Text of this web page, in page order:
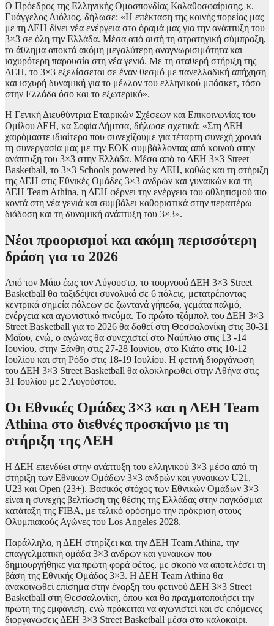
Ο Πρόεδρος της Ελληνικής Ομοσπονδίας Καλαθοσφαίρισης, κ.
Ευάγγελος Λιόλιος, δήλωσε: «Η επέκταση της κοινής πορείας μας
με τη ΔΕΗ δίνει νέα ενέργεια στο όραμά μας για την ανάπτυξη του
3×3 σε όλη την Ελλάδα. Μέσα από αυτή τη στρατηγική σύμπραξη,
το άθλημα αποκτά ακόμη μεγαλύτερη αναγνωρισιμότητα και
ισχυρότερη παρουσία στη νέα γενιά. Με τη σταθερή στήριξη της
ΔΕΗ, το 3×3 εξελίσσεται σε έναν θεσμό με πανελλαδική απήχηση
και ισχυρή δυναμική για το μέλλον του ελληνικού μπάσκετ, τόσο
στην Ελλάδα όσο και το εξωτερικό».
Η Γενική Διευθύντρια Εταιρικών Σχέσεων και Επικοινωνίας του
Ομίλου ΔΕΗ, κα Σοφία Δήμτσα, δήλωσε σχετικά: «Στη ΔΕΗ
χαιρόμαστε ιδιαίτερα που συνεχίζουμε για τέταρτη συνεχή χρονιά
τη συνεργασία μας με την ΕΟΚ συμβάλλοντας από κοινού στην
ανάπτυξη του 3×3 στην Ελλάδα. Μέσα από το ΔΕΗ 3×3 Street
Basketball, το 3×3 Schools powered by ΔΕΗ, καθώς και τη στήριξη
της ΔΕΗ στις Εθνικές Ομάδες 3×3 ανδρών και γυναικών και τη
ΔΕΗ Team Athina, η ΔΕΗ φέρνει την ενέργεια του αθλητισμού πιο
κοντά στη νέα γενιά και συμβάλει καθοριστικά στην περαιτέρω
διάδοση και τη δυναμική ανάπτυξη του 3×3».
Νέοι προορισμοί και ακόμη περισσότερη
δράση για το 2026
Από τον Μάιο έως τον Αύγουστο, το τουρνουά ΔΕΗ 3×3 Street
Basketball θα ταξιδέψει συνολικά σε 6 πόλεις, μετατρέποντας
κεντρικά σημεία πόλεων σε ζωντανά γήπεδα, γεμάτα παλμό,
ενέργεια και αγωνιστικό πνεύμα. Το πρώτο τζάμπολ του ΔΕΗ 3×3
Street Basketball για το 2026 θα δοθεί στη Θεσσαλονίκη στις 30-31
Μαΐου, ενώ, ο αγώνας θα συνεχιστεί στο Ναύπλιο στις 13 -14
Ιουνίου, στην Ξάνθη στις 27-28 Ιουνίου, στο Κιάτο στις 10-12
Ιουλίου και στη Ρόδο στις 18-19 Ιουλίου. Η φετινή διοργάνωση
του ΔΕΗ 3×3 Street Basketball θα ολοκληρωθεί στην Αθήνα στις
31 Ιουλίου με 2 Αυγούστου.
Οι Εθνικές Ομάδες 3×3 και η ΔΕΗ Team
Athina στο διεθνές προσκήνιο με τη
στήριξη της ΔΕΗ
Η ΔΕΗ επενδύει στην ανάπτυξη του ελληνικού 3×3 μέσα από τη
στήριξη των Εθνικών Ομάδων 3×3 ανδρών και γυναικών U21,
U23 και Open (23+). Βασικός στόχος των Εθνικών Ομάδων 3×3
είναι η συνεχής βελτίωση της θέσης της Ελλάδας στην παγκόσμια
κατάταξη της FIBA, με τελικό ορόσημο την πρόκριση στους
Ολυμπιακούς Αγώνες του Los Angeles 2028.
Παράλληλα, η ΔΕΗ στηρίζει και την ΔΕΗ Team Athina, την
επαγγελματική ομάδα 3×3 ανδρών και γυναικών που
δημιουργήθηκε για πρώτη φορά φέτος, με σκοπό να αποτελέσει τη
βάση της Εθνικής Ομάδας 3×3. Η ΔΕΗ Team Athina θα
ανακοινωθεί επίσημα στην έναρξη του φετινού ΔΕΗ 3×3 Street
Basketball στη Θεσσαλονίκη, όπου και θα πραγματοποιήσει την
πρώτη της εμφάνιση, ενώ πρόκειται να αγωνιστεί και σε επόμενες
διοργανώσεις ΔΕΗ 3×3 Street Basketball μέσα στο καλοκαίρι.